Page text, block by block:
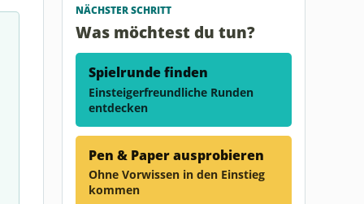
NÄCHSTER SCHRITT
Was möchtest du tun?
Spielrunde finden
Einsteigerfreundliche Runden
entdecken
Pen & Paper ausprobieren
Ohne Vorwissen in den Einstieg
kommen